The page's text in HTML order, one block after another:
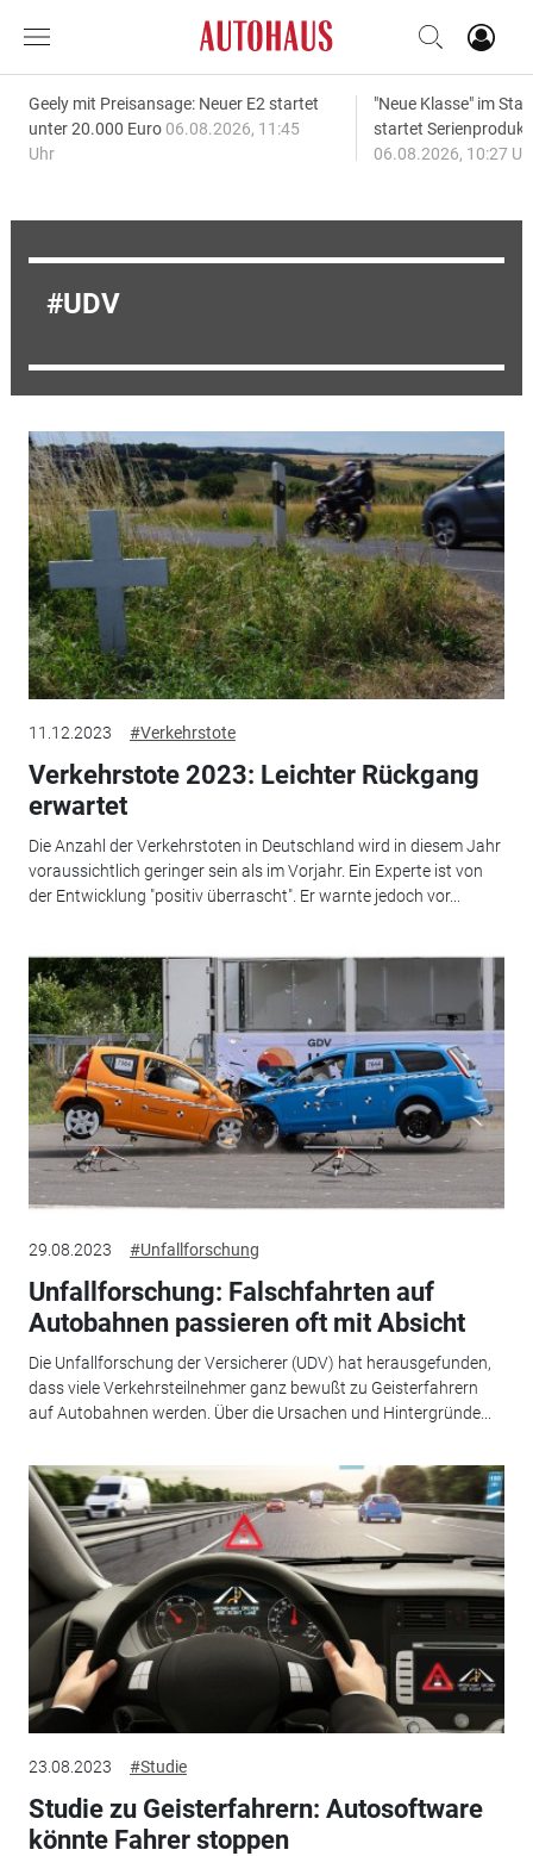
Geely mit Preisansage: Neuer E2 startet
unter 20.000 Euro 06.08.2026, 11:45
Uhr
"Neue Klasse" im
startet
06.08.2026, 10:27
UDV
11.12.2023 #Verkehrstote
Verkehrstote 2023: Leichter Rückgang
erwartet
Die Anzahl der Verkehrstoten in Deutschland wird in diesem Jahr
voraussichtlich geringer sein als im Vorjahr. Ein Experte ist von
der Entwicklung "positiv überrascht". Er warnte jedoch vor...
29.08.2023 #Unfallforschung
Unfallforschung: Falschfahrten auf
Autobahnen passieren oft mit Absicht
Die Unfallforschung der Versicherer (UDV) hat herausgefunden,
dass viele Verkehrsteilnehmer ganz bewußt zu Geisterfahrern
auf Autobahnen werden. Über die Ursachen und Hintergründe...
23.08.2023 #Studie
Studie zu Geisterfahrern: Autosoftware
könnte Fahrer stoppen